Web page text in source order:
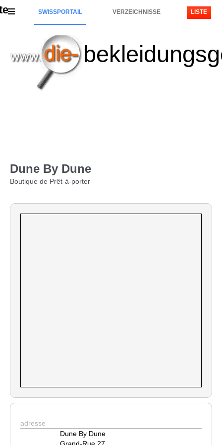
SWISSPORTAIL VERZEICHNISSE LISTE
Dune By Dune
Boutique de Prêt-à-porter
adresse
Dune By Dune